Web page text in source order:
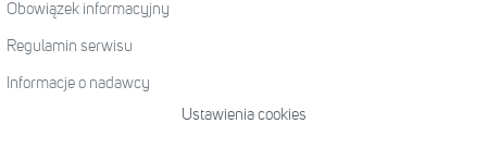
Obowiązek informacyjny
Regulamin serwisu
Informacje o nadawcy
Ustawienia cookies